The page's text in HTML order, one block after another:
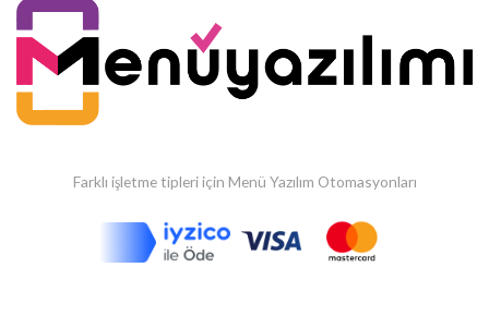
Farklı işletme tipleri için Menü Yazılım Otomasyonları